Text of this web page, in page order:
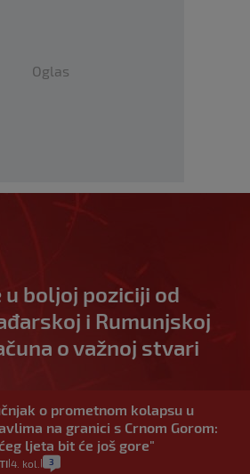
Oglas
u boljoj poziciji od
i Rumunjskoj
o važnoj stvari
o prometnom kolapsu u
na granici s Crnom Gorom:
ljeta bit će još gore"
4. kol. 3